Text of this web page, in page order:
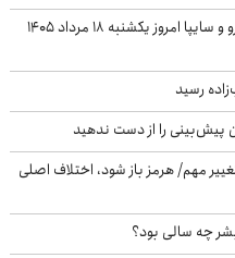
تغییرات تند قیمت محصولات ایران‌خودرو و سایپا امروز یکشنبه ۱۸ مرداد ۱۴۰۵
رسید
پیش‌بینی را از دست ندهید
مهم/ هرمز باز شود، اختلاف اصلی
چه سالی بود؟